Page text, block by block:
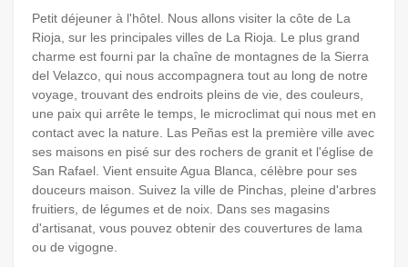
Petit déjeuner à l'hôtel. Nous allons visiter la côte de La
Rioja, sur les principales villes de La Rioja. Le plus grand
charme est fourni par la chaîne de montagnes de la Sierra
del Velazco, qui nous accompagnera tout au long de notre
voyage, trouvant des endroits pleins de vie, des couleurs,
une paix qui arrête le temps, le microclimat qui nous met en
contact avec la nature. Las Peñas est la première ville avec
ses maisons en pisé sur des rochers de granit et l'église de
San Rafael. Vient ensuite Agua Blanca, célèbre pour ses
douceurs maison. Suivez la ville de Pinchas, pleine d'arbres
fruitiers, de légumes et de noix. Dans ses magasins
d'artisanat, vous pouvez obtenir des couvertures de lama
ou de vigogne.